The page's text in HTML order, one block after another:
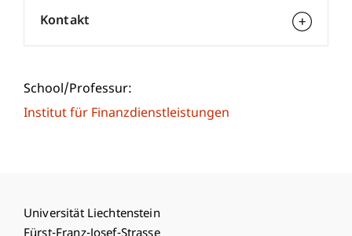
School/Professur:
Institut für Finanzdienstleistungen
Kontakt
Universität Liechtenstein